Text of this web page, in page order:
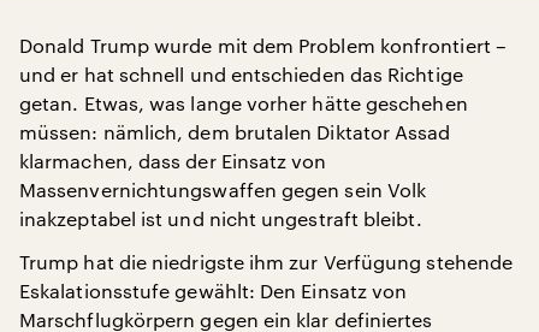
Donald Trump wurde mit dem Problem konfrontiert –
und er hat schnell und entschieden das Richtige
getan. Etwas, was lange vorher hätte geschehen
müssen: nämlich, dem brutalen Diktator Assad
klarmachen, dass der Einsatz von
Massenvernichtungswaffen gegen sein Volk
inakzeptabel ist und nicht ungestraft bleibt.
Trump hat die niedrigste ihm zur Verfügung stehende
Eskalationsstufe gewählt: Den Einsatz von
Marschflugkörpern gegen ein klar definiertes